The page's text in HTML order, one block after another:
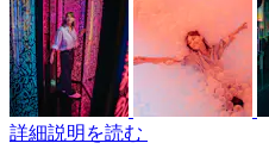
詳細説明を読む